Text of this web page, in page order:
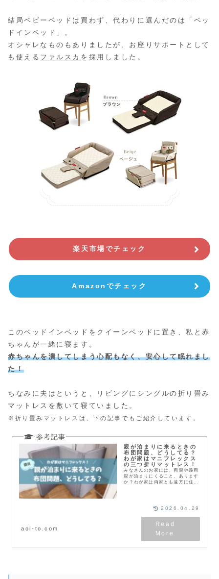
結局ベビーベッドは買わず、代わりに選んだのは「ベッ
ドインベッド」。
オシャレなものもありましたが、お座りサポートとして
も使える ファルスカ を採用しました。
楽天市場でチェック
Amazonでチェック
このベッドインベッドをクイーンベッドに置き、私と赤
ちゃんが一緒に寝ます。
赤ちゃんを潰してしまう心配もなく、安心して眠れまし
た！
ちなみに夫はというと、リビングにシングルの折り畳み
マットレスを敷いて寝ていました。
※折り畳みマットレスは 下の記事でもご紹介しています。
親が泊まりに来るときの
布団問題、どうしてる？
わが家はマニフレックス
の三つ折りマットレス！
みなさんのお家には、両親や義両
親が泊まりにくること、あります
か？わが家は両家とも遠方に住ん
aoi-to.com
2026.04.29